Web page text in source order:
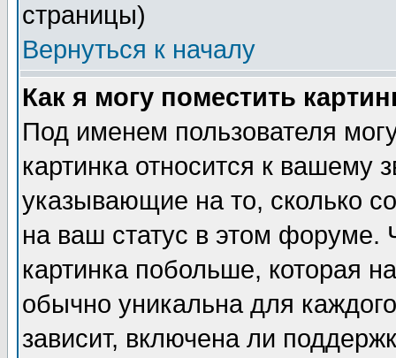
страницы)
Вернуться к началу
Как я могу поместить
Под именем пользователя
картинка относится к вашему
указывающие на то, сколько
на ваш статус в этом форуме.
картинка побольше, которая
обычно уникальна для
зависит, включена ли